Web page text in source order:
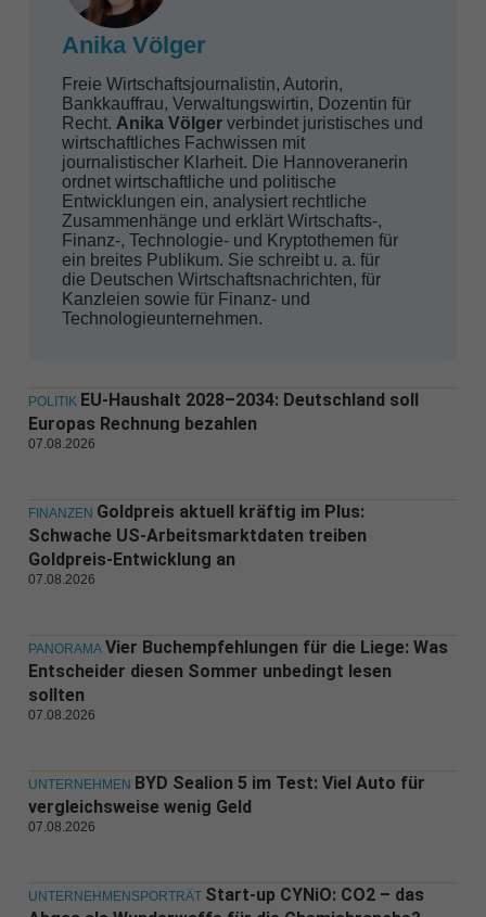
Anika Völger
Freie Wirtschaftsjournalistin, Autorin,
Bankkauffrau, Verwaltungswirtin, Dozentin für
Recht. Anika Völgerverbindet juristisches und
wirtschaftliches Fachwissen mit
journalistischer Klarheit. Die Hannoveranerin
ordnet wirtschaftliche und politische
Entwicklungen ein, analysiert rechtliche
Zusammenhänge und erklärt Wirtschafts-,
Finanz-, Technologie- und Kryptothemen für
ein breites Publikum. Sie schreibt u. a. für
die Deutschen Wirtschaftsnachrichten, für
Kanzleien sowie für Finanz- und
Technologieunternehmen.
POLITIK EU-Haushalt 2028–2034: Deutschland soll
Europas Rechnung bezahlen
07.08.2026
FINANZEN Goldpreis aktuell kräftig im Plus:
Schwache US-Arbeitsmarktdaten treiben
Goldpreis-Entwicklung an
07.08.2026
PANORAMA Vier Buchempfehlungen für die Liege: Was
Entscheider diesen Sommer unbedingt lesen
sollten
07.08.2026
UNTERNEHMEN BYD Sealion 5 im Test: Viel Auto für
vergleichsweise wenig Geld
07.08.2026
UNTERNEHMENSPORTRÄT Start-up CYNiO: CO2 – das